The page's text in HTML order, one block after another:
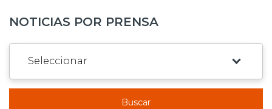
NOTICIAS POR PRENSA
Buscar